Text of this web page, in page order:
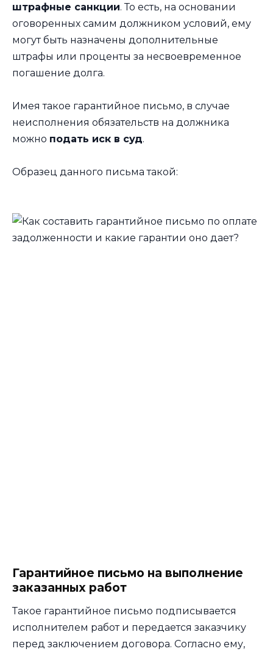
штрафные санкции. То есть, на основании
оговоренных самим должником условий, ему
могут быть назначены дополнительные
штрафы или проценты за несвоевременное
погашение долга.
Имея такое гарантийное письмо, в случае
неисполнения обязательств на должника
можно подать иск в суд.
Образец данного письма такой:
Гарантийное письмо на выполнение
заказанных работ
Такое гарантийное письмо подписывается
исполнителем работ и передается заказчику
перед заключением договора. Согласно ему,